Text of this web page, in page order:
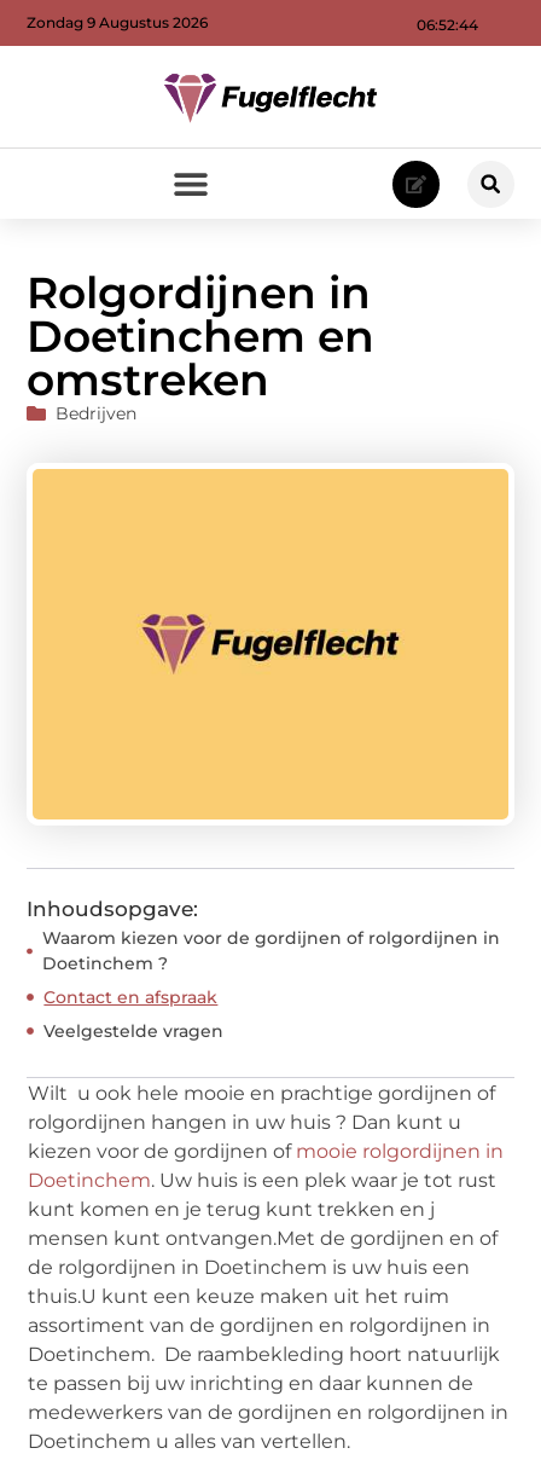
06:52:45
Zondag 9 Augustus 2026
Rolgordijnen in
Doetinchem en
omstreken
Bedrijven
Inhoudsopgave:
Waarom kiezen voor de gordijnen of rolgordijnen in
Doetinchem ?
Contact en afspraak
Veelgestelde vragen
Wilt u ook hele mooie en prachtige gordijnen of
rolgordijnen hangen in uw huis ? Dan kunt u
kiezen voor de gordijnen of mooie rolgordijnen in
Doetinchem. Uw huis is een plek waar je tot rust
kunt komen en je terug kunt trekken en j
mensen kunt ontvangen.Met de gordijnen en of
de rolgordijnen in Doetinchem is uw huis een
thuis.U kunt een keuze maken uit het ruim
assortiment van de gordijnen en rolgordijnen in
Doetinchem. De raambekleding hoort natuurlijk
te passen bij uw inrichting en daar kunnen de
medewerkers van de gordijnen en rolgordijnen in
Doetinchem u alles van vertellen.